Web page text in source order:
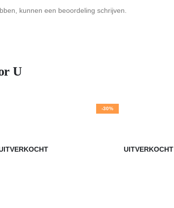
kunnen een beoordeling schrijven.
U
-30%
UITVERKOCHT